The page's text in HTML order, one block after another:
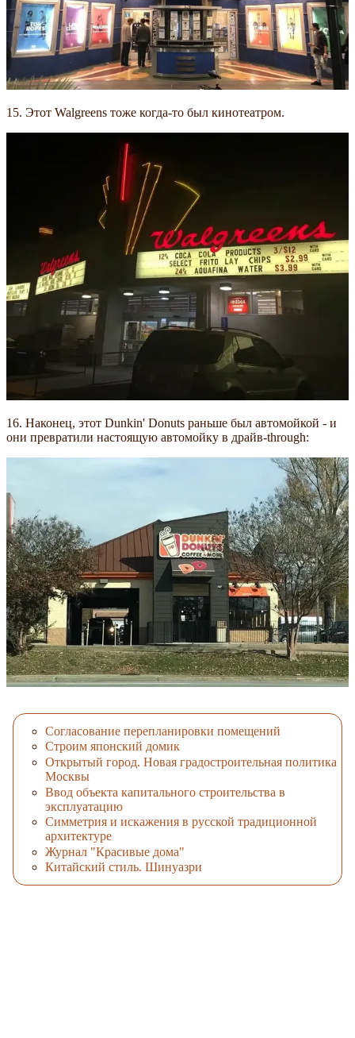
15. Этот Walgreens тоже когда-то был кинотеатром.
16. Наконец, этот Dunkin' Donuts раньше был автомойкой - и
они превратили настоящую автомойку в драйв-through:
Согласование перепланировки помещений
Строим японский домик
Открытый город. Новая градостроительная политика
Москвы
Ввод объекта капитального строительства в
эксплуатацию
Симметрия и искажения в русской традиционной
архитектуре
Журнал "Красивые дома"
Китайский стиль. Шинуазри